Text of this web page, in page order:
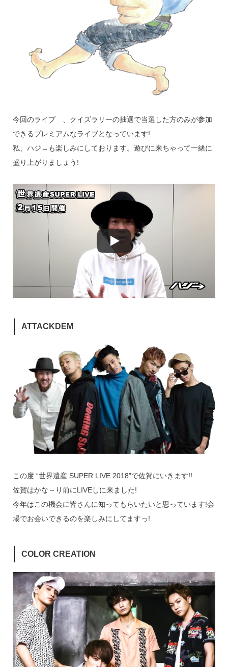
今回のライブ゙、クイズラリーの抽選で当選した方のみが参加
できるプレミアムなライブとなっています!
私、ハジ→も楽しみにしております。遊びに来ちゃって一緒に
盛り上がりましょう!
ATTACKDEM
この度 “世界遺産 SUPER LIVE 2018”で佐賀にいきます!!
佐賀はかな～り前にLIVEしに来ました!
今年はこの機会に皆さんに知ってもらいたいと思っています!会
場でお会いできるのを楽しみにしてますっ!
COLOR CREATION